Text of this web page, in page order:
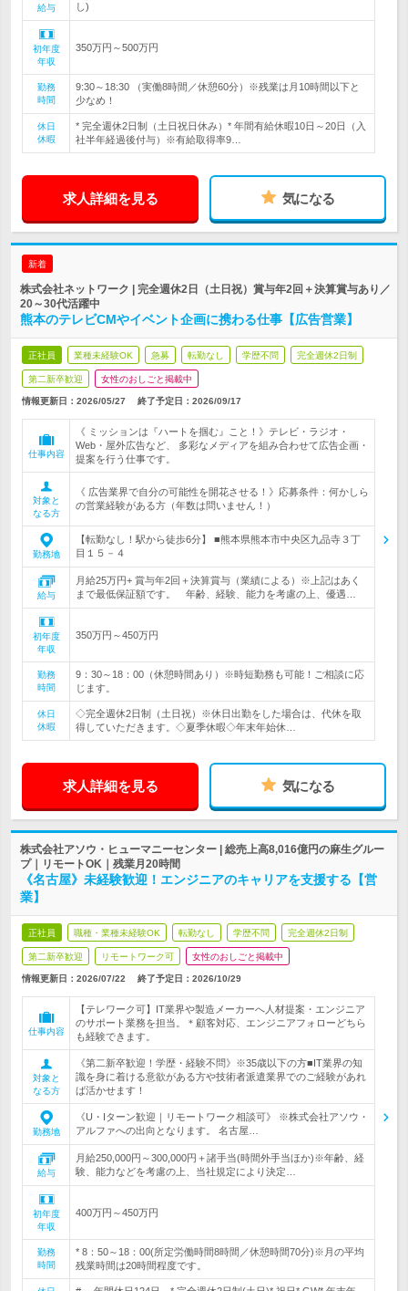
給与
し)
初年度
年収
350万円～500万円
勤務
時間
9:30～18:30 （実働8時間／休憩60分）※残業は月10時間以下と
少なめ！
休日
休暇
* 完全週休2日制（土日祝日休み）* 年間有給休暇10日～20日（入
社半年経過後付与）※有給取得率9…
求人詳細を見る 気になる
新着
株式会社ネットワーク | 完全週休2日（土日祝）賞与年2回＋決算賞与あり／
20～30代活躍中
熊本のテレビCMやイベント企画に携わる仕事【広告営業】
正社員 業種未経験OK 急募 転勤なし 学歴不問 完全週休2日制
第二新卒歓迎 女性のおしごと掲載中
情報更新日：2026/05/27 終了予定日： 2026/09/17
仕事内容
《 ミッションは『ハートを掴む』こと！》テレビ・ラジオ・
Web・屋外広告など、 多彩なメディアを組み合わせて広告企画・
提案を行う仕事です。
対象と
なる方
《 広告業界で自分の可能性を開花させる！》応募条件：何かしら
の営業経験がある方（年数は問いません！）
勤務地
【転勤なし！駅から徒歩6分】 ■熊本県熊本市中央区九品寺３丁
目１５－４
給与
月給25万円+ 賞与年2回＋決算賞与（業績による）※上記はあく
まで最低保証額です。 年齢、経験、能力を考慮の上、優遇…
初年度
年収
350万円～450万円
勤務
時間
9：30～18：00（休憩時間あり）※時短勤務も可能！ご相談に応
じます。
休日
休暇
◇完全週休2日制（土日祝）※休日出勤をした場合は、代休を取
得していただきます。◇夏季休暇◇年末年始休…
求人詳細を見る 気になる
株式会社アソウ・ヒューマニーセンター | 総売上高8,016億円の麻生グルー
プ｜リモートOK｜残業月20時間
《名古屋》未経験歓迎！エンジニアのキャリアを支援する【営
業】
正社員 職種・業種未経験OK 転勤なし 学歴不問 完全週休2日制
第二新卒歓迎 リモートワーク可 女性のおしごと掲載中
情報更新日：2026/07/22 終了予定日： 2026/10/29
仕事内容
【テレワーク可】IT業界や製造メーカーへ人材提案・エンジニア
のサポート業務を担当。＊顧客対応、エンジニアフォローどちら
も経験できます。
対象と
なる方
《第二新卒歓迎！学歴・経験不問》※35歳以下の方■IT業界の知
識を身に着ける意欲がある方や技術者派遣業界でのご経験があれ
ば活かせます！
勤務地
《U・Iターン歓迎｜リモートワーク相談可》 ※株式会社アソウ・
アルファへの出向となります。 名古屋…
給与
月給250,000円～300,000円＋諸手当(時間外手当ほか)※年齢、経
験、能力などを考慮の上、当社規定により決定…
初年度
年収
400万円～450万円
勤務
時間
* 8：50～18：00(所定労働時間8時間／休憩時間70分)※月の平均
残業時間は20時間程度です。